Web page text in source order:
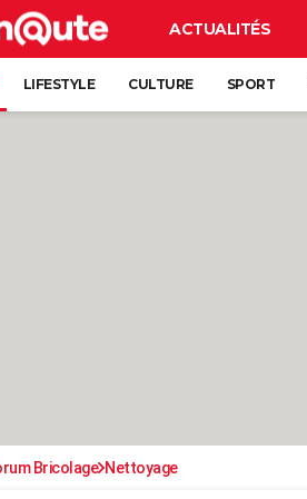
ACTUALITÉS
LIFESTYLE CULTURE SPORT
Bricolage Nettoyage